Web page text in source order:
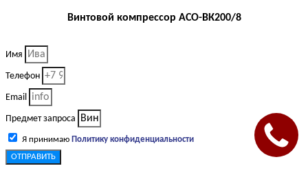
Винтовой компрессор АСО-ВК200/8
Имя
Телефон
Email
Предмет запроса
Я принимаю Политику конфиденциальности
ОТПРАВИТЬ